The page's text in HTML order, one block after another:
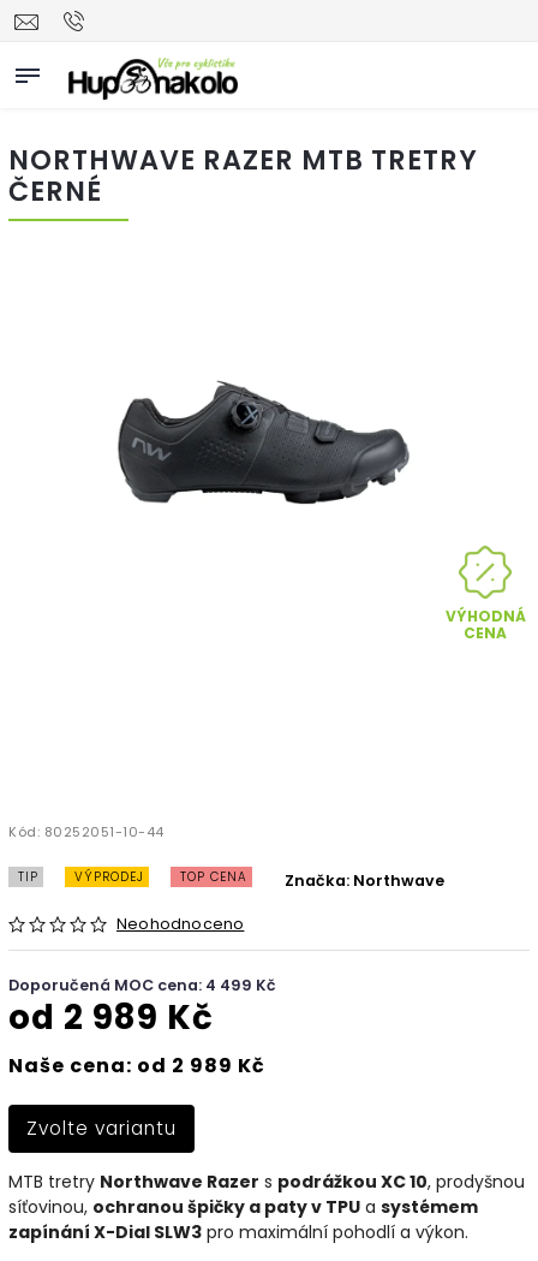
NORTHWAVE RAZER MTB TRETRY
ČERNÉ
VÝHODNÁ
CENA
Kód: 80252051-10-44
TIP VÝPRODEJ TOP CENA
Neohodnoceno
Značka: Northwave
Doporučená MOC cena: 4 499 Kč
od 2 989 Kč
Naše cena: od 2 989 Kč
Zvolte variantu
MTB tretry Northwave Razer s podrážkou XC 10, prodyšnou
síťovinou, ochranou špičky a paty v TPU a systémem
zapínání X-Dial SLW3 pro maximální pohodlí a výkon.